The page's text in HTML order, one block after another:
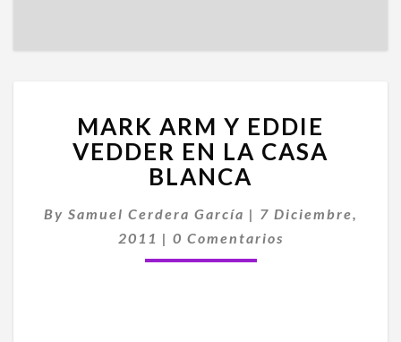
ARM
Y
EDDIE
VEDDER
LA
CASA
BLANCA
MARK ARM Y EDDIE
VEDDER EN LA CASA
BLANCA
By Samuel Cerdera García | 7 Diciembre,
2011 | Comentarios
0 Comentarios